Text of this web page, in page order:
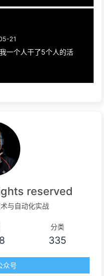
21
一个人干了5个人的活
reserved
与自动化实战
分类
335
众号